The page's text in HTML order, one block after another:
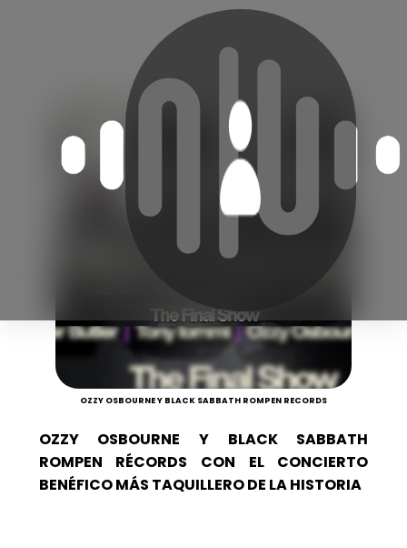
OZZY OSBOURNE Y BLACK SABBATH ROMPEN RECORDS
OZZY OSBOURNE Y BLACK SABBATH
ROMPEN RÉCORDS CON EL CONCIERTO
BENÉFICO MÁS TAQUILLERO DE LA HISTORIA